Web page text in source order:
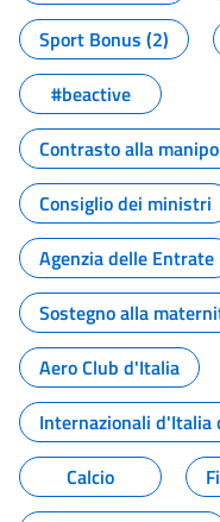
Sport Bonus (2)
#beactive
Contrasto alla
Consiglio dei ministri
Agenzia delle Entrate
Sostegno alla
Aero Club d'Italia
Internazionali d'Italia
Calcio